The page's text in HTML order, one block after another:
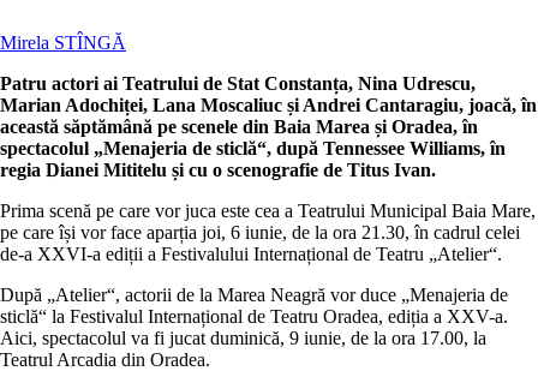
Mirela STÎNGĂ
Patru actori ai Teatrului de Stat Constanța, Nina Udrescu,
Marian Adochiței, Lana Moscaliuc și Andrei Cantaragiu, joacă, în
această săptămână pe scenele din Baia Marea și Oradea, în
spectacolul „Menajeria de sticlă“, după Tennessee Williams, în
regia Dianei Mititelu și cu o scenografie de Titus Ivan.
Prima scenă pe care vor juca este cea a Teatrului Municipal Baia Mare,
pe care își vor face aparția joi, 6 iunie, de la ora 21.30, în cadrul celei
de-a XXVI-a ediții a Festivalului Internațional de Teatru „Atelier“.
După „Atelier“, actorii de la Marea Neagră vor duce „Menajeria de
sticlă“ la Festivalul Internațional de Teatru Oradea, ediția a XXV-a.
Aici, spectacolul va fi jucat duminică, 9 iunie, de la ora 17.00, la
Teatrul Arcadia din Oradea.